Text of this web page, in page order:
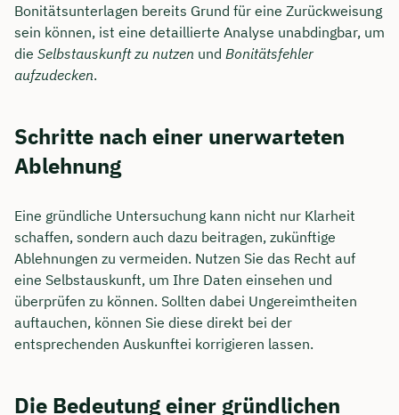
Bonitätsunterlagen bereits Grund für eine Zurückweisung
sein können, ist eine detaillierte Analyse unabdingbar, um
die Selbstauskunft zu nutzen und Bonitätsfehler
aufzudecken.
Schritte nach einer unerwarteten
Ablehnung
Eine gründliche Untersuchung kann nicht nur Klarheit
schaffen, sondern auch dazu beitragen, zukünftige
Ablehnungen zu vermeiden. Nutzen Sie das Recht auf
eine Selbstauskunft, um Ihre Daten einsehen und
überprüfen zu können. Sollten dabei Ungereimtheiten
auftauchen, können Sie diese direkt bei der
entsprechenden Auskunftei korrigieren lassen.
Die Bedeutung einer gründlichen